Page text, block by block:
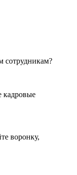
сотрудникам?
кадровые
воронку,